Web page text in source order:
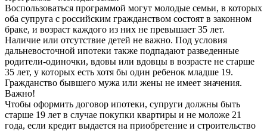
Воспользоваться программой могут молодые семьи, в которых
оба супруга с российским гражданством состоят в законном
браке, и возраст каждого из них не превышает 35 лет.
Наличие или отсутствие детей не важно. Под условия
дальневосточной ипотеки также подпадают разведенные
родители-одиночки, вдовы или вдовцы в возрасте не старше
35 лет, у которых есть хотя бы один ребенок младше 19.
Гражданство бывшего мужа или жены не имеет значения.
Важно!
Чтобы оформить договор ипотеки, супруги должны быть
старше 19 лет в случае покупки квартиры и не моложе 21
года, если кредит выдается на приобретение и строительство